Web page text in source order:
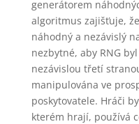
generátorem
algoritmus zajišťuje,
náhodný a nezávislý
nezbytné, aby RNG
nezávislou třetí
manipulována ve
poskytovatele. Hráči
kterém hrají, používá